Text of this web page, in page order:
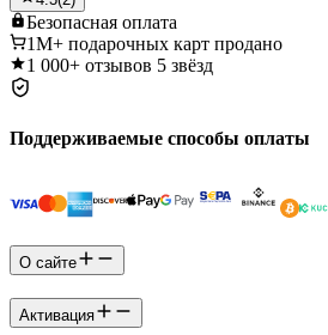
Безопасная оплата
1M+ подарочных карт продано
1 000+ отзывов 5 звёзд
Поддерживаемые способы оплаты
О сайте
Активация